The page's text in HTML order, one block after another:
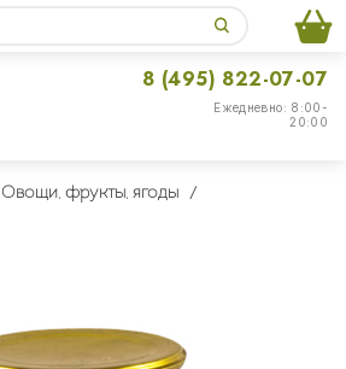
Ежедневно: 8:00-
20:00
8 (495) 822-07-07
Овощи, фрукты, ягоды